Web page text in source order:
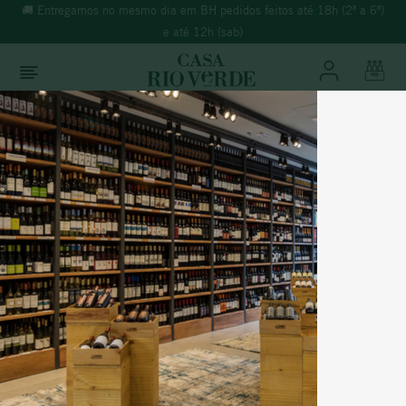
🚚 Entregamos no mesmo dia em BH pedidos feitos até 18h (2ª a 6ª)
e até 12h (sab)
O que você está buscando?
Vinhos Tinto
Itália
ROCCABELLA DOLCETTO DALBA
% Álcool: 13% Temperatura: 16º à 18ºC
TERMOS MAIS BUSCADOS
1º
morande
2º
espumante
3
ricominciare
4
reina ana
5º
vinho tinto
º
synera
7º
branco